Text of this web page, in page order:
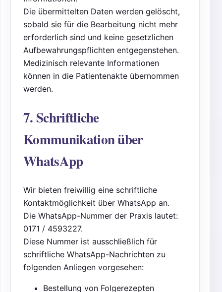
Die übermittelten Daten werden gelöscht,
sobald sie für die Bearbeitung nicht mehr
erforderlich sind und keine gesetzlichen
Aufbewahrungspflichten entgegenstehen.
Medizinisch relevante Informationen
können in die Patientenakte übernommen
werden.
7. Schriftliche
Kommunikation über
WhatsApp
Wir bieten freiwillig eine schriftliche
Kontaktmöglichkeit über WhatsApp an.
Die WhatsApp-Nummer der Praxis lautet:
0171 / 4593227.
Diese Nummer ist ausschließlich für
schriftliche WhatsApp-Nachrichten zu
folgenden Anliegen vorgesehen:
Bestellung von Folgerezepten